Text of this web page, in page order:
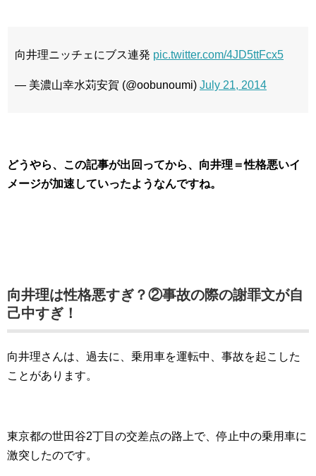
向井理ニッチェにブス連発 pic.twitter.com/4JD5ttFcx5
— 美濃山幸水苅安賀 (@oobunoumi) July 21, 2014
どうやら、この記事が出回ってから、向井理＝性格悪いイ
メージが加速していったようなんですね。
向井理は性格悪すぎ？②事故の際の謝罪文が自
己中すぎ！
向井理さんは、過去に、乗用車を運転中、事故を起こした
ことがあります。
東京都の世田谷2丁目の交差点の路上で、停止中の乗用車に
激突したのです。